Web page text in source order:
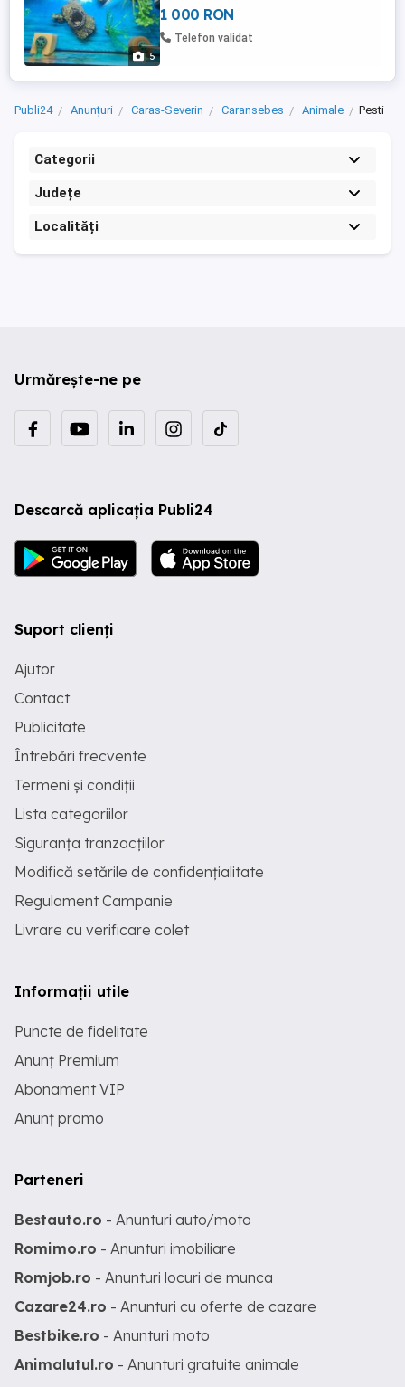
5
mâncare cu programare. Se vinde doar la
fata locului. Nu se trimite prin curierat.
1 000 RON
Telefon validat
Publi24 Anunțuri Caras-Severin Caransebes Animale Pesti
Categorii
Județe
Localități
Urmărește-ne pe
Descarcă aplicația Publi24
Suport clienți
Ajutor
Contact
Publicitate
Întrebări frecvente
Termeni și condiții
Lista categoriilor
Siguranța tranzacțiilor
Modifică setările de confidențialitate
Regulament Campanie
Livrare cu verificare colet
Informații utile
Puncte de fidelitate
Anunț Premium
Abonament VIP
Anunț promo
Parteneri
Bestauto.ro - Anunturi auto/moto
Romimo.ro - Anunturi imobiliare
Romjob.ro - Anunturi locuri de munca
Cazare24.ro - Anunturi cu oferte de cazare
Bestbike.ro - Anunturi moto
Animalutul.ro - Anunturi gratuite animale